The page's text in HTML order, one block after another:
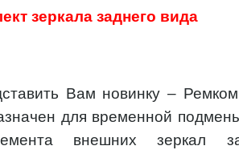
зеркала заднего вида
Вам новинку –
для временной
внешних зеркал